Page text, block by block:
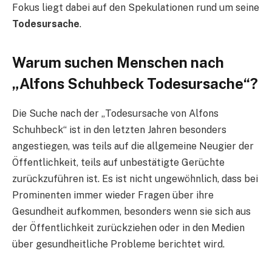
Fokus liegt dabei auf den Spekulationen rund um seine
Todesursache.
Warum suchen Menschen nach
„Alfons Schuhbeck Todesursache“?
Die Suche nach der „Todesursache von Alfons
Schuhbeck“ ist in den letzten Jahren besonders
angestiegen, was teils auf die allgemeine Neugier der
Öffentlichkeit, teils auf unbestätigte Gerüchte
zurückzuführen ist. Es ist nicht ungewöhnlich, dass bei
Prominenten immer wieder Fragen über ihre
Gesundheit aufkommen, besonders wenn sie sich aus
der Öffentlichkeit zurückziehen oder in den Medien
über gesundheitliche Probleme berichtet wird.